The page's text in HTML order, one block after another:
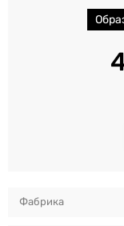
Фабрика